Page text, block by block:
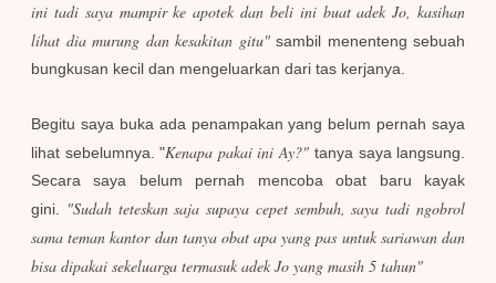
ini tadi saya mampir ke apotek dan beli ini buat adek Jo, kasihan
lihat dia murung dan kesakitan gitu" sambil menenteng sebuah
bungkusan kecil dan mengeluarkan dari tas kerjanya.
Begitu saya buka ada penampakan yang belum pernah saya
lihat sebelumnya. "Kenapa pakai ini Ay?" tanya saya langsung.
Secara saya belum pernah mencoba obat baru kayak
gini.
"Sudah teteskan saja supaya cepet sembuh, saya tadi ngobrol
sama teman kantor dan tanya obat apa yang pas untuk sariawan dan
bisa dipakai sekeluarga termasuk adek Jo yang masih 5 tahun"